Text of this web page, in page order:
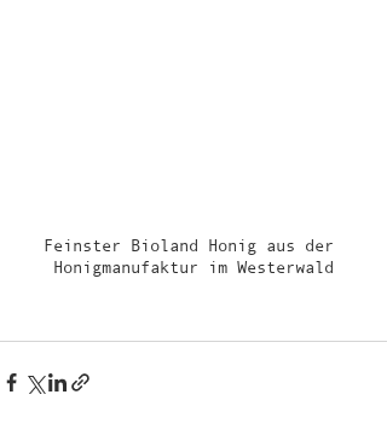
Feinster Bioland Honig aus der
Honigmanufaktur im Westerwald